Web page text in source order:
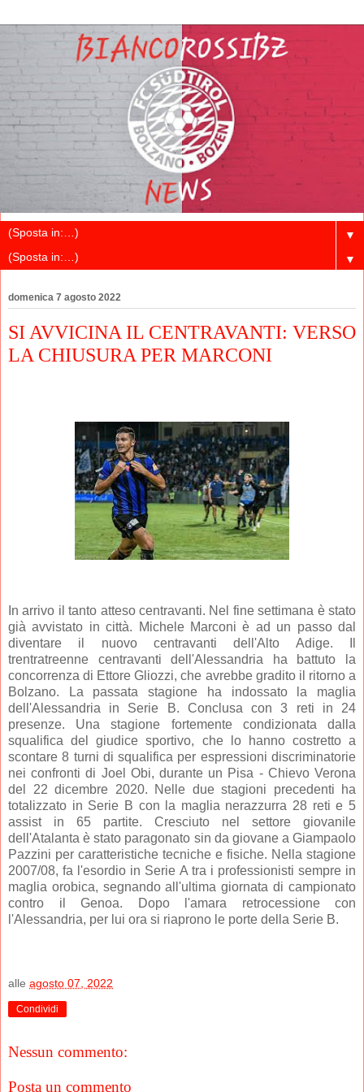
▼
▼
domenica 7 agosto 2022
SI AVVICINA IL CENTRAVANTI: VERSO
LA CHIUSURA PER MARCONI
In arrivo il tanto atteso centravanti. Nel fine settimana è stato
già avvistato in città. Michele Marconi è ad un passo dal
diventare il nuovo centravanti dell'Alto Adige. Il
trentratreenne centravanti dell'Alessandria ha battuto la
concorrenza di Ettore Gliozzi, che avrebbe gradito il ritorno a
Bolzano. La passata stagione ha indossato la maglia
dell'Alessandria in Serie B. Conclusa con 3 reti in 24
presenze. Una stagione fortemente condizionata dalla
squalifica del giudice sportivo, che lo hanno costretto a
scontare 8 turni di squalifica per espressioni discriminatorie
nei confronti di Joel Obi, durante un Pisa - Chievo Verona
del 22 dicembre 2020. Nelle due stagioni precedenti ha
totalizzato in Serie B con la maglia nerazzurra 28 reti e 5
assist in 65 partite. Cresciuto nel settore giovanile
dell'Atalanta è stato paragonato sin da giovane a Giampaolo
Pazzini per caratteristiche tecniche e fisiche. Nella stagione
2007/08, fa l'esordio in Serie A tra i professionisti sempre in
maglia orobica, segnando all'ultima giornata di campionato
contro il Genoa. Dopo l'amara retrocessione con
l'Alessandria, per lui ora si riaprono le porte della Serie B.
alle agosto 07, 2022
Condividi
Nessun commento:
Posta un commento